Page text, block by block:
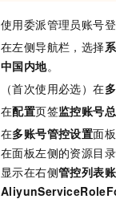
使用委派管理员账号
在左侧导航栏，选择
中国内地。
（首次使用必选）在
在配置页签监控账号
在多账号管控设置面
在面板左侧的资源目
显示在右侧管控列表